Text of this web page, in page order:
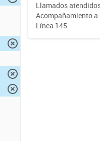
Llamados
Acompañamiento a
Línea 145.